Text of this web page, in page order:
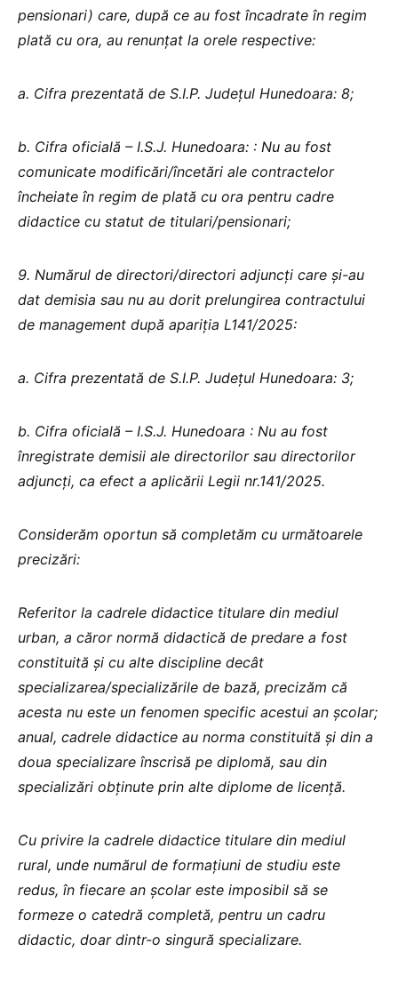
pensionari) care, după ce au fost încadrate în regim
plată cu ora, au renunțat la orele respective:
a. Cifra prezentată de S.I.P. Județul Hunedoara: 8;
b. Cifra oficială – I.S.J. Hunedoara: : Nu au fost
comunicate modificări/încetări ale contractelor
încheiate în regim de plată cu ora pentru cadre
didactice cu statut de titulari/pensionari;
9. Numărul de directori/directori adjuncți care și-au
dat demisia sau nu au dorit prelungirea contractului
de management după apariția L141/2025:
a. Cifra prezentată de S.I.P. Județul Hunedoara: 3;
b. Cifra oficială – I.S.J. Hunedoara : Nu au fost
înregistrate demisii ale directorilor sau directorilor
adjuncți, ca efect a aplicării Legii nr.141/2025.
Considerăm oportun să completăm cu următoarele
precizări:
Referitor la cadrele didactice titulare din mediul
urban, a căror normă didactică de predare a fost
constituită și cu alte discipline decât
specializarea/specializările de bază, precizăm că
acesta nu este un fenomen specific acestui an școlar;
anual, cadrele didactice au norma constituită și din a
doua specializare înscrisă pe diplomă, sau din
specializări obținute prin alte diplome de licență.
Cu privire la cadrele didactice titulare din mediul
rural, unde numărul de formațiuni de studiu este
redus, în fiecare an școlar este imposibil să se
formeze o catedră completă, pentru un cadru
didactic, doar dintr-o singură specializare.